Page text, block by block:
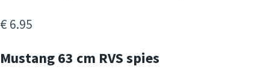
€ 6.95
Mustang 63 cm RVS spies